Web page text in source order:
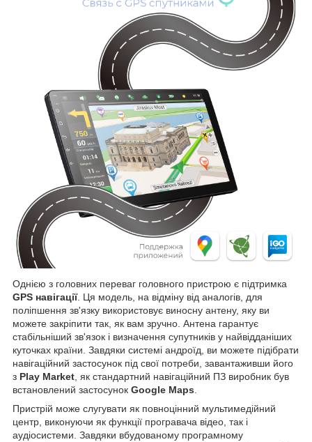
Однією з головних переваг головного пристрою є підтримка
GPS навігації. Ця модель, на відміну від аналогів, для
поліпшення зв'язку використовує виносну антену, яку ви
можете закріпити так, як вам зручно. Антена гарантує
стабільніший зв'язок і визначення супутників у найвідданіших
куточках країни. Завдяки системі андроїд, ви можете підібрати
навігаційний застосунок під свої потреби, завантаживши його
з Play Market, як стандартний навігаційний ПЗ виробник був
встановлений застосунок Google Maps.
Пристрій може слугувати як повноцінний мультимедійний
центр, виконуючи як функції програвача відео, так і
аудіосистеми. Завдяки вбудованому програмному